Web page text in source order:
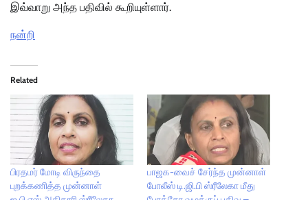
இவ்வாறு அந்த பதிவில் கூறியுள்ளார்.
நன்றி
Related
பிரதமர் மோடி விருந்தை
புறக்கணித்த முன்னாள்
பாஜக-வைச் சேர்ந்த முன்னாள்
போலீஸ் டி.ஜி.பி ஸ்ரீலேகா மீது